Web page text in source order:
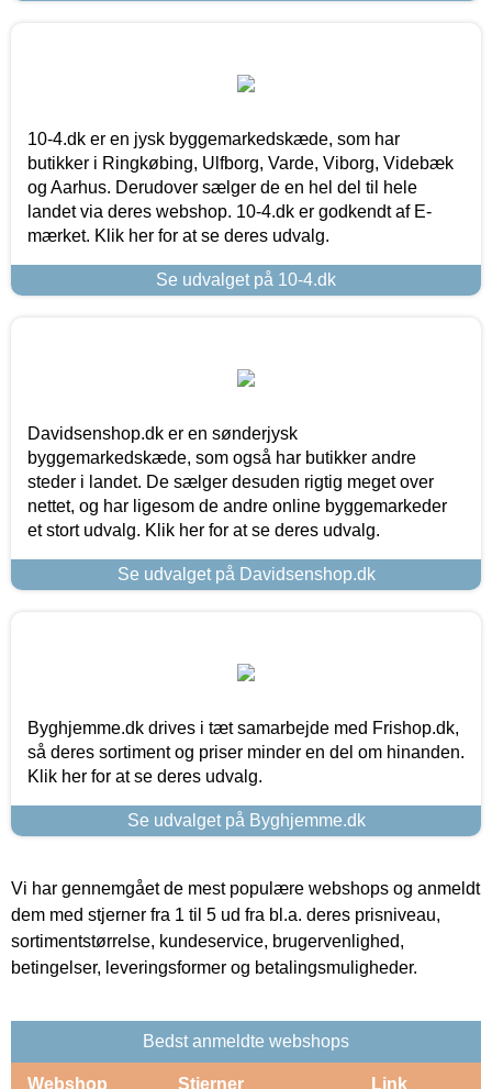
10-4.dk er en jysk byggemarkedskæde, som har
butikker i Ringkøbing, Ulfborg, Varde, Viborg, Videbæk
og Aarhus. Derudover sælger de en hel del til hele
landet via deres webshop. 10-4.dk er godkendt af E-
mærket. Klik her for at se deres udvalg.
Se udvalget på 10-4.dk
Davidsenshop.dk er en sønderjysk
byggemarkedskæde, som også har butikker andre
steder i landet. De sælger desuden rigtig meget over
nettet, og har ligesom de andre online byggemarkeder
et stort udvalg. Klik her for at se deres udvalg.
Se udvalget på Davidsenshop.dk
Byghjemme.dk drives i tæt samarbejde med Frishop.dk,
så deres sortiment og priser minder en del om hinanden.
Klik her for at se deres udvalg.
Se udvalget på Byghjemme.dk
Vi har gennemgået de mest populære webshops og anmeldt
dem med stjerner fra 1 til 5 ud fra bl.a. deres prisniveau,
sortimentstørrelse, kundeservice, brugervenlighed,
betingelser, leveringsformer og betalingsmuligheder.
Bedst anmeldte webshops
Webshop Stjerner Link